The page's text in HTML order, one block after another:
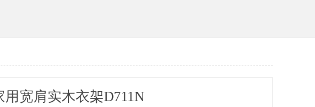
用宽肩实木衣架D711N